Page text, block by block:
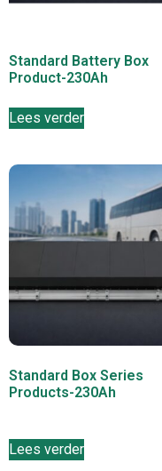
Standard Battery Box
Product-230Ah
Lees verder
Standard Box Series
Products-230Ah
Lees verder